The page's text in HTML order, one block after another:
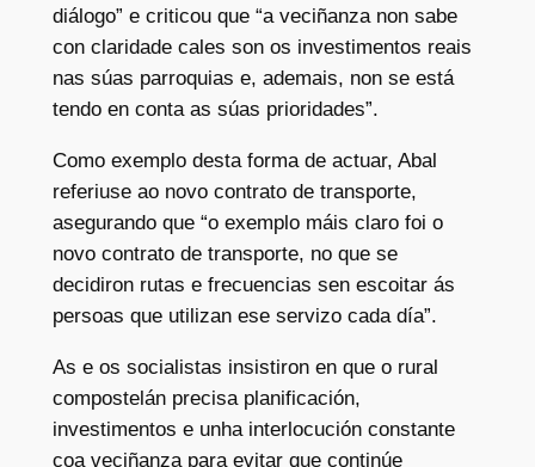
diálogo” e criticou que “a veciñanza non sabe
con claridade cales son os investimentos reais
nas súas parroquias e, ademais, non se está
tendo en conta as súas prioridades”.
Como exemplo desta forma de actuar, Abal
referiuse ao novo contrato de transporte,
asegurando que “o exemplo máis claro foi o
novo contrato de transporte, no que se
decidiron rutas e frecuencias sen escoitar ás
persoas que utilizan ese servizo cada día”.
As e os socialistas insistiron en que o rural
compostelán precisa planificación,
investimentos e unha interlocución constante
coa veciñanza para evitar que continúe